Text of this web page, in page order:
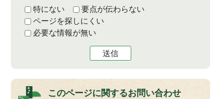
特にない
要点が伝わらない
ページを探しにくい
必要な情報が無い
送信
このページに関するお問い合わせ